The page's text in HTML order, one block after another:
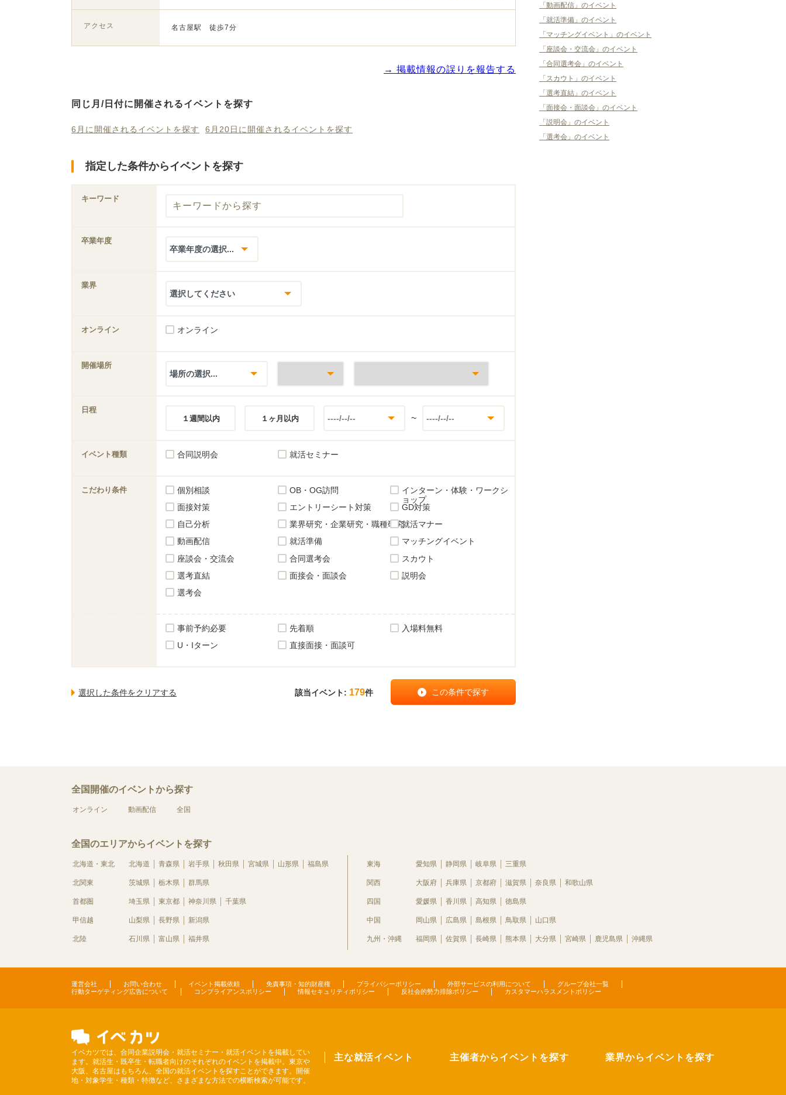
アクセス 名古屋駅 徒歩7分
→ 掲載情報の誤りを報告する
同じ月/日付に開催されるイベントを探す
6月に開催されるイベントを探す 6月20日に開催されるイベントを探す
指定した条件からイベントを探す
キーワード
卒業年度
業界
オンライン オンライン
開催場所
日程
１週間以内
１ヶ月以内 ~
イベント種類 合同説明会 就活セミナー
こだわり条件 個別相談 OB・OG訪問
インターン・体験・ワークシ
ョップ
面接対策
エントリーシート対策
GD対策
自己分析
業界研究・企業研究・職種研究就活マナー
動画配信
就活準備
マッチングイベント
座談会・交流会
合同選考会
スカウト
選考直結
面接会・面談会
説明会
選考会
事前予約必要 先着順
入場料無料
U・Iターン
直接面接・面談可
該当イベント: 179件
「動画配信」のイベント
「就活準備」のイベント
「マッチングイベント」のイベント
「座談会・交流会」のイベント
「合同選考会」のイベント
「スカウト」のイベント
「選考直結」のイベント
「面接会・面談会」のイベント
「説明会」のイベント
「選考会」のイベント
全国開催のイベントから探す
オンライン 動画配信 全国
全国のエリアからイベントを探す
北海道・東北 北海道 青森県 岩手県 秋田県 宮城県 山形県 福島県
北関東 茨城県 栃木県 群馬県
首都圏 埼玉県 東京都 神奈川県 千葉県
甲信越 山梨県 長野県 新潟県
北陸 石川県 富山県 福井県
東海 愛知県 静岡県 岐阜県 三重県
関西 大阪府 兵庫県 京都府 滋賀県 奈良県 和歌山県
四国 愛媛県 香川県 高知県 徳島県
中国 岡山県 広島県 島根県 鳥取県 山口県
九州・沖縄 福岡県 佐賀県 長崎県 熊本県 大分県 宮崎県 鹿児島県 沖縄県
運営会社 お問い合わせ イベント掲載依頼 免責事項・知的財産権 プライバシーポリシー 外部サービスの利用について
グループ会社一覧
行動ターゲティング広告について
コンプライアンスポリシー 情報セキュリティポリシー 反社会的勢力排除ポリシー カスタマーハラスメントポリシー
イベカツでは、合同企業説明会・就活セミナー・就活イベントを掲載してい
ます。就活生・既卒生・転職者向けのそれぞれのイベントを掲載中。東京や
大阪、名古屋はもちろん、全国の就活イベントを探すことができます。開催
地・対象学生・種類・特徴など、さまざまな方法での横断検索が可能です。
主な就活イベント 主催者からイベントを探す 業界からイベントを探す